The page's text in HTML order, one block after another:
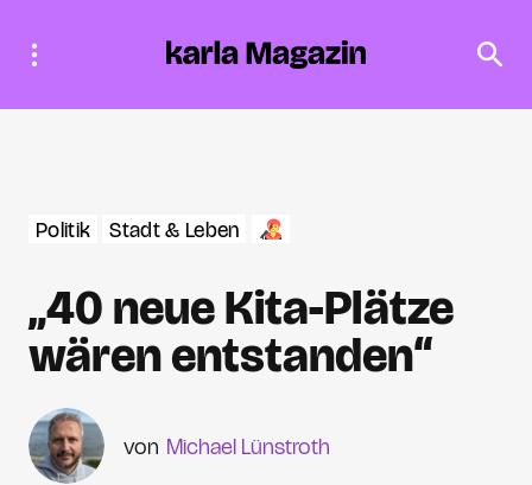
Politik Stadt & Leben
„40 neue Kita-Plätze
wären entstanden“
Michael Lünstroth